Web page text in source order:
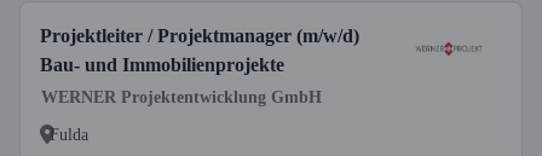
Projektleiter / Projektmanager (m/w/d)
Bau- und Immobilienprojekte
WERNER Projektentwicklung GmbH
Fulda